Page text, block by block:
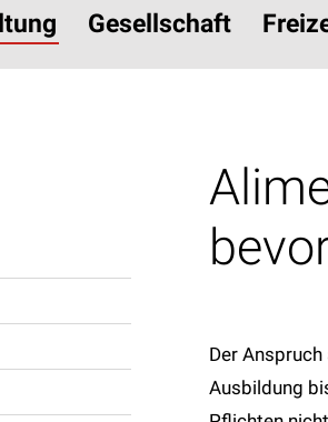
Gesellschaft
Der
Ausbildung